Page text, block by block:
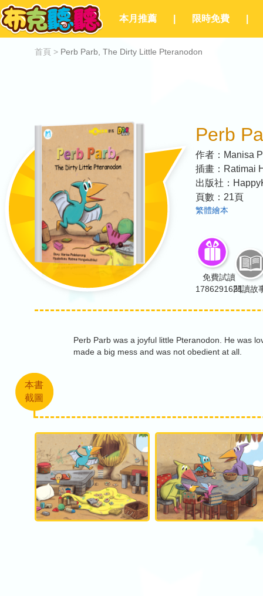
本月推薦 限時免費
首頁 > Perb Parb, The Dirty Little Pteranodon
Perb
作者： Manisa
插畫： Ratimai
出版社：
頁數： 21頁
繁體繪本
免費試讀
1786291621閱讀故
Perb Parb was a joyful little Pteranodon. He was
made a big mess and was not obedient at all.
本書
截圖